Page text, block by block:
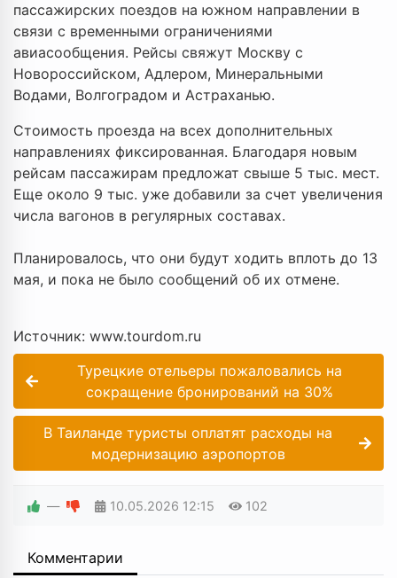
пассажирских поездов на южном направлении в
связи с временными ограничениями
авиасообщения. Рейсы свяжут Москву с
Новороссийском, Адлером, Минеральными
Водами, Волгоградом и Астраханью.
Стоимость проезда на всех дополнительных
направлениях фиксированная. Благодаря новым
рейсам пассажирам предложат свыше 5 тыс. мест.
Еще около 9 тыс. уже добавили за счет увеличения
числа вагонов в регулярных составах.
Планировалось, что они будут ходить вплоть до 13
мая, и пока не было сообщений об их отмене.
Источник: www.tourdom.ru
Турецкие отельеры пожаловались на
сокращение бронирований на 30%
В Таиланде туристы оплатят расходы на
модернизацию аэропортов
— 10.05.2026 12:15 102
Комментарии